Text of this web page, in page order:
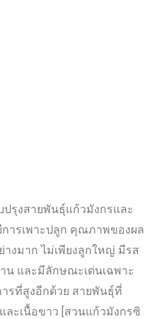
รุงสายพันธุ์แก้วมังกรและ
ารเพาะปลูก คุณภาพของผล
งมาก ไม่เพียงลูกใหญ่ มีรส
น และมีลักษณะเด่นเฉพาะ
รที่สูงอีกด้วย สายพันธุ์ที่
ะเนื้อขาว [สวนแก้วมังกรซิ